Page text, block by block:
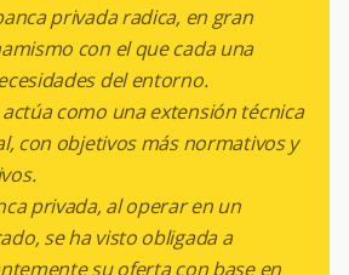
privada radica, en gran
con el que cada una
del entorno.
como una extensión técnica
con objetivos más normativos y
privada, al operar en un
se ha visto obligada a
su oferta con base en